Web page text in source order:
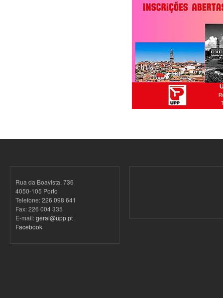
Rua da Boavista, 736
4050-105 Porto
Telefone: 226 098 641
Fax: 226 004 335
E-mail:geral@upp.pt
Facebook